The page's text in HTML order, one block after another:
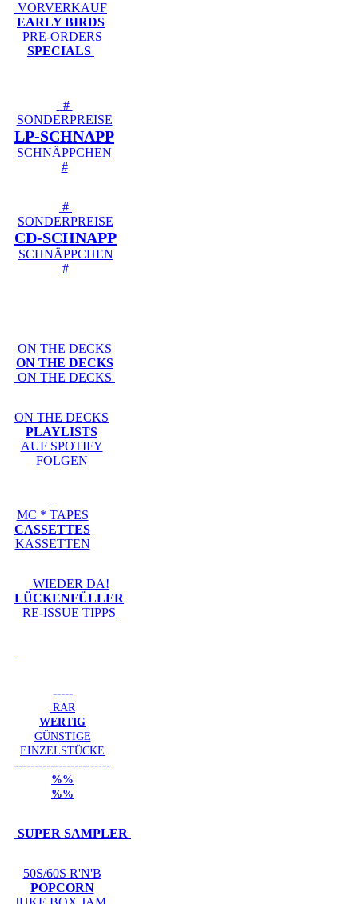
VORVERKAUF
EARLY BIRDS
PRE-ORDERS
SPECIALS
#
SONDERPREISE
LP-SCHNAPP
SCHNÄPPCHEN
#
#
SONDERPREISE
CD-SCHNAPP
SCHNÄPPCHEN
#
ON THE DECKS
ON THE DECKS
ON THE DECKS
ON THE DECKS
PLAYLISTS
AUF SPOTIFY
FOLGEN
MC * TAPES
CASSETTES
KASSETTEN
WIEDER DA!
LÜCKENFÜLLER
RE-ISSUE TIPPS
-----
RAR
WERTIG
GÜNSTIGE
EINZELSTÜCKE
------------------------
%%
%%
SUPER SAMPLER
50S/60S R'N'B
POPCORN